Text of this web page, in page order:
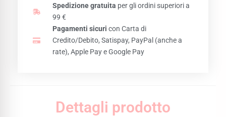
Spedizione gratuita per gli ordini superiori a
99 €
Pagamenti sicuri con Carta di
Credito/Debito, Satispay, PayPal (anche a
rate), Apple Pay e Google Pay
Dettagli prodotto